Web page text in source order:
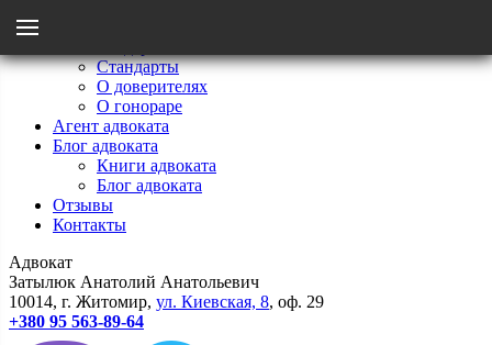
Стандарты
О доверителях
О гонораре
Агент адвоката
Блог адвоката
Книги адвоката
Блог адвоката
Отзывы
Контакты
Адвокат
Затылюк Анатолий Анатольевич
10014, г. Житомир, ул. Киевcкая, 8, оф. 29
+380 95 563-89-64
Назад
Стандарты
О гонораре
О доверителях